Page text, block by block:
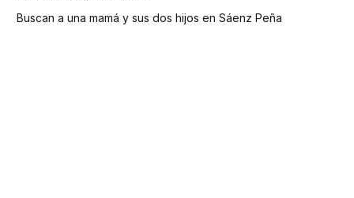
Buscan a una mamá y sus dos hijos en Sáenz Peña